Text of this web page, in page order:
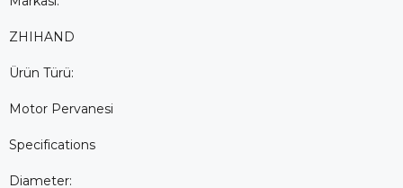
ZHIHAND
Ürün Türü:
Motor Pervanesi
Specifications
Diameter: